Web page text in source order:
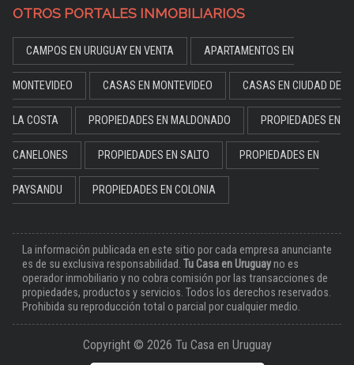
OTROS PORTALES INMOBILIARIOS
CAMPOS EN URUGUAY EN VENTA APARTAMENTOS EN
MONTEVIDEO CASAS EN MONTEVIDEO CASAS EN CIUDAD DE
LA COSTA PROPIEDADES EN MALDONADO PROPIEDADES EN
CANELONES PROPIEDADES EN SALTO PROPIEDADES EN
PAYSANDU PROPIEDADES EN COLONIA
La información publicada en este sitio por cada empresa anunciante
es de su exclusiva responsabilidad. Tu Casa en Uruguayno es
operador inmobiliario y no cobra comisión por las transacciones de
propiedades, productos y servicios. Todos los derechos reservados.
Prohibida su reproducción total o parcial por cualquier medio.
Copyright © 2026 Tu Casa en Uruguay